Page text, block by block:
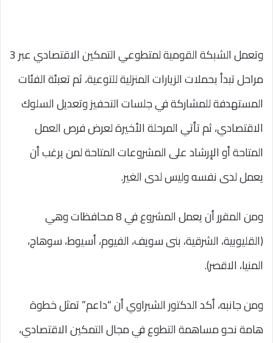
وتعمل الشبكة القومية لمتطوعي التمكين الاقتصادي عبر 3
مراحل تبدأ بحملات الزيارات المنزلية للتوعية، ثم تعبئة الفئات
المستهدفة للمشاركة في جلسات التحفيز وتعديل السلوك
الاقتصادي، ثم تأتي المرحلة الأخيرة لعرض فرص العمل
المتاحة أو الإرشاد على المشروعات المتاحة لمن يرغب أن
يعمل لدى نفسه وليس لدى الغير.
ومن المقرر أن يعمل المشروع في 8 محافظات وهي
(القليوبية، الشرقية، بنى سويف، الفيوم، أسيوط، سوهاج،
المنيا، الاقصر).
ومن جانبه، أكد الدكتور الشبراوي أن “داعم” تمثل خطوة
هامة نحو مساهمة التطوع في مجال التمكين الاقتصادي،